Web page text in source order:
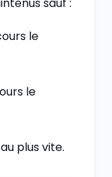
le
le
plus vite.